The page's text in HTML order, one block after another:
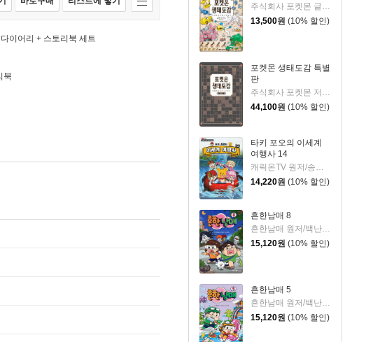
주식회사 포켓몬 글/기노시타 치히로 그림/이선희 역
13,500원 (10% 할인)
포켓몬 생태도감 특별
판
44,100원 (10% 할인)
타키 포오의 이세계
여행사 14
캐릭온TV 원저/송도수 글/이지운 그림
14,220원 (10% 할인)
흔한남매 8
흔한남매 원저/백난도 글/유난희 그림/흔한컴퍼니 감수
15,120원 (10% 할인)
흔한남매 5
15,120원 (10% 할인)
이어리 + 스토리북 세트
북